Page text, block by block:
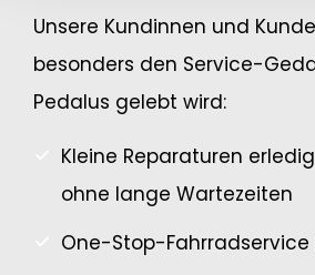
Unsere Kundinnen und
besonders den Service-
Pedalus gelebt wird:
Kleine Reparaturen
ohne lange Wartezeiten
One-Stop-Fahrradservice